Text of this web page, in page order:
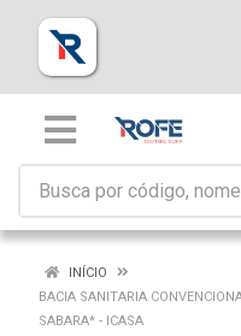
INÍCIO
BACIA SANITARIA
SABARA* - ICASA